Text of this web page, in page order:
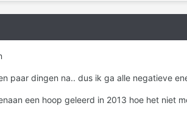
paar dingen na.. dus ik ga alle negatieve
een hoop geleerd in 2013 hoe het niet